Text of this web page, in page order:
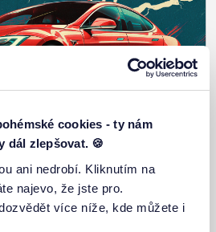
cookies - ty nám
dál zlepšovat. 🍪
ani nedrobí. Kliknutím na
najevo, že jste pro.
více níže, kde můžete i
řízení vozidel